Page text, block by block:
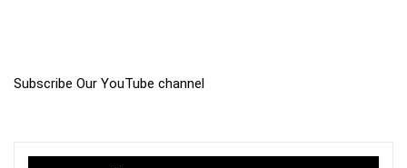
Subscribe Our YouTube channel